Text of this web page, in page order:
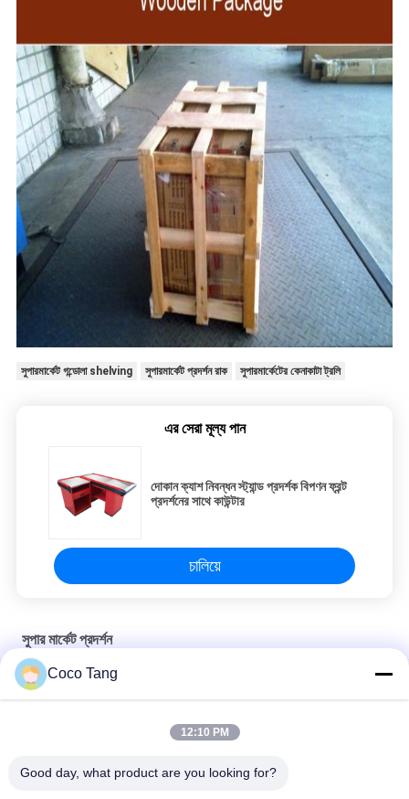
সুপারমার্কেট গন্ডোলা shelving সুপারমার্কেট প্রদর্শন রাক সুপারমার্কেটের কেনাকাটা ট্রলি
এর সেরা মূল্য পান
দোকান ক্যাশ নিবন্ধন স্ট্যান্ড প্রদর্শক বিপণন ফ্রন্ট
প্রদর্শনের সাথে কাউন্টার
চালিয়ে
সুপার মার্কেট প্রদর্শন
একক পার্শ্বযুক্ত MDF মুদি প্রদর্শনের তাক পরিবেশগত 900*660*1350mm
Coco Tang
12:10 PM
Good day, what product are you looking for?